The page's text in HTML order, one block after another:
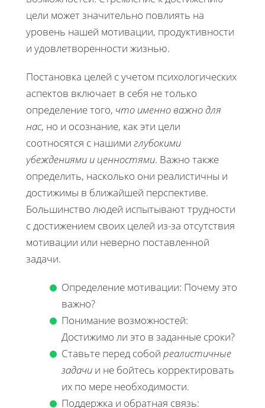
цели может значительно повлиять на
уровень нашей мотивации, продуктивности
и удовлетворенности жизнью.
Постановка целей с учетом психологических
аспектов включает в себя не только
определение того, что именно важно для
нас, но и осознание, как эти цели
соотносятся с нашими глубокими
убеждениями и ценностями. Важно также
определить, насколько они реалистичны и
достижимы в ближайшей перспективе.
Большинство людей испытывают трудности
с достижением своих целей из-за отсутствия
мотивации или неверно поставленной
задачи.
Определение мотивации: Почему это
важно?
Понимание возможностей:
Достижимо ли это в заданные сроки?
Ставьте перед собой реалистичные
задачи и не бойтесь корректировать
их по мере необходимости.
Поддержка и обратная связь: